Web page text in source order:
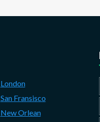
London
San Fransisco
New Orlean